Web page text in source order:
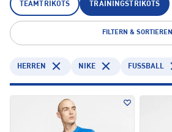
TEAMTRIKOTS TRAININGSTRIKOTS
FILTERN & SORTIEREN
HERREN NIKE FUSSBALL